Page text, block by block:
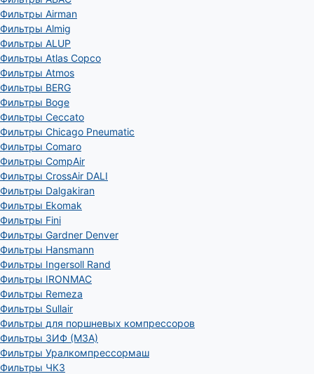
Фильтры Airman
Фильтры Almig
Фильтры ALUP
Фильтры Atlas Copco
Фильтры Atmos
Фильтры BERG
Фильтры Boge
Фильтры Ceccato
Фильтры Chicago Pneumatic
Фильтры Comaro
Фильтры CompAir
Фильтры CrossAir DALI
Фильтры Dalgakiran
Фильтры Ekomak
Фильтры Fini
Фильтры Gardner Denver
Фильтры Hansmann
Фильтры Ingersoll Rand
Фильтры IRONMAC
Фильтры Remeza
Фильтры Sullair
Фильтры для поршневых компрессоров
Фильтры ЗИФ (МЗА)
Фильтры Уралкомпрессормаш
Фильтры ЧКЗ